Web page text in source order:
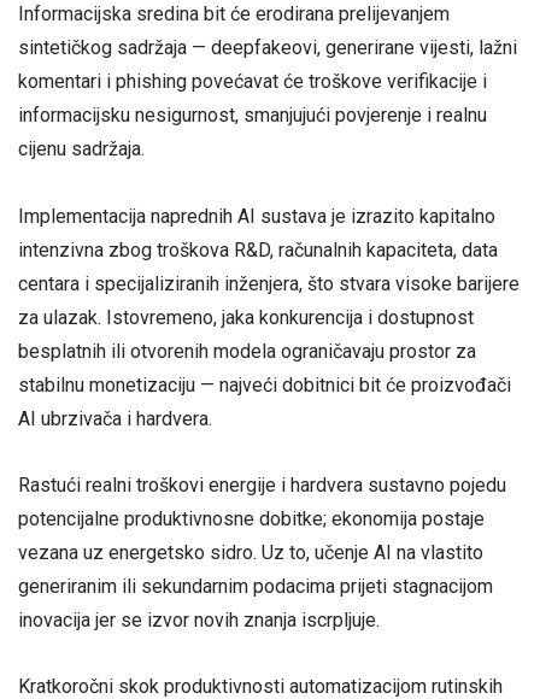
Informacijska sredina bit će erodirana prelijevanjem
sintetičkog sadržaja — deepfakeovi, generirane vijesti, lažni
komentari i phishing povećavat će troškove verifikacije i
informacijsku nesigurnost, smanjujući povjerenje i realnu
cijenu sadržaja.
Implementacija naprednih AI sustava je izrazito kapitalno
intenzivna zbog troškova R&D, računalnih kapaciteta, data
centara i specijaliziranih inženjera, što stvara visoke barijere
za ulazak. Istovremeno, jaka konkurencija i dostupnost
besplatnih ili otvorenih modela ograničavaju prostor za
stabilnu monetizaciju — najveći dobitnici bit će proizvođači
AI ubrzivača i hardvera.
Rastući realni troškovi energije i hardvera sustavno pojedu
potencijalne produktivnosne dobitke; ekonomija postaje
vezana uz energetsko sidro. Uz to, učenje AI na vlastito
generiranim ili sekundarnim podacima prijeti stagnacijom
inovacija jer se izvor novih znanja iscrpljuje.
Kratkoročni skok produktivnosti automatizacijom rutinskih